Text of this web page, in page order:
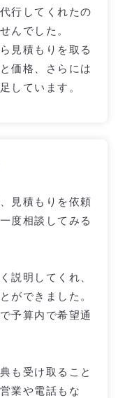
行してくれたの
んでした。
見積もりを取る
価格、さらには
しています。
見積もりを依頼
度相談してみる
説明してくれ、
ができました。
予算内で希望通
も受け取ること
業や電話もな